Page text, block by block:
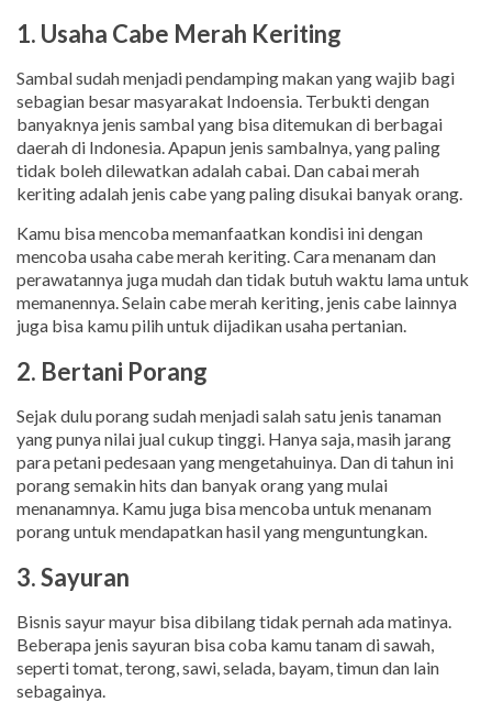
1. Usaha Cabe Merah Keriting
Sambal sudah menjadi pendamping makan yang wajib bagi
sebagian besar masyarakat Indoensia. Terbukti dengan
banyaknya jenis sambal yang bisa ditemukan di berbagai
daerah di Indonesia. Apapun jenis sambalnya, yang paling
tidak boleh dilewatkan adalah cabai. Dan cabai merah
keriting adalah jenis cabe yang paling disukai banyak orang.
Kamu bisa mencoba memanfaatkan kondisi ini dengan
mencoba usaha cabe merah keriting. Cara menanam dan
perawatannya juga mudah dan tidak butuh waktu lama untuk
memanennya. Selain cabe merah keriting, jenis cabe lainnya
juga bisa kamu pilih untuk dijadikan usaha pertanian.
2. Bertani Porang
Sejak dulu porang sudah menjadi salah satu jenis tanaman
yang punya nilai jual cukup tinggi. Hanya saja, masih jarang
para petani pedesaan yang mengetahuinya. Dan di tahun ini
porang semakin hits dan banyak orang yang mulai
menanamnya. Kamu juga bisa mencoba untuk menanam
porang untuk mendapatkan hasil yang menguntungkan.
3. Sayuran
Bisnis sayur mayur bisa dibilang tidak pernah ada matinya.
Beberapa jenis sayuran bisa coba kamu tanam di sawah,
seperti tomat, terong, sawi, selada, bayam, timun dan lain
sebagainya.